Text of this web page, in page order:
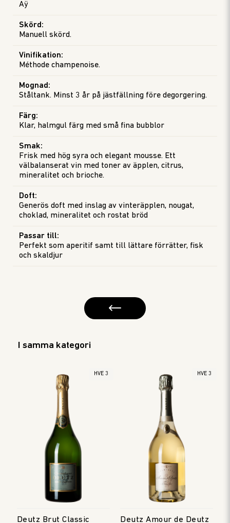
Aÿ
Skörd :
Manuell skörd.
Vinifikation:
Méthode champenoise.
Mognad :
Ståltank. Minst 3 år på jästfällning före degorgering.
Färg:
Klar, halmgul färg med små fina bubblor
Doft:
Generös doft med inslag av vinteräpplen, nougat,
choklad, mineralitet och rostat bröd
Smak:
Frisk med hög syra och elegant mousse. Ett
välbalanserat vin med toner av äpplen, citrus,
mineralitet och brioche.
Passar till:
Perfekt som aperitif samt till lättare förrätter, fisk
och skaldjur
I samma kategori
HVE 3
Deutz Brut Classic
HVE 3
Deutz Amour de Deutz